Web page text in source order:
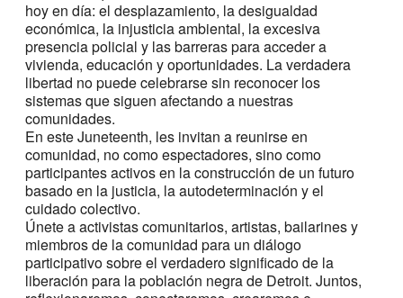
hoy en día: el desplazamiento, la desigualdad
económica, la injusticia ambiental, la excesiva
presencia policial y las barreras para acceder a
vivienda, educación y oportunidades. La verdadera
libertad no puede celebrarse sin reconocer los
sistemas que siguen afectando a nuestras
comunidades.
En este Juneteenth, les invitan a reunirse en
comunidad, no como espectadores, sino como
participantes activos en la construcción de un futuro
basado en la justicia, la autodeterminación y el
cuidado colectivo.
Únete a activistas comunitarios, artistas, bailarines y
miembros de la comunidad para un diálogo
participativo sobre el verdadero significado de la
liberación para la población negra de Detroit. Juntos,